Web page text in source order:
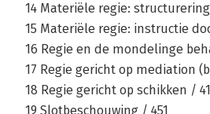
14 Materiële regie:
15 Materiële regie: instructie
16 Regie en de mondelinge
17 Regie gericht op mediation
18 Regie gericht op schikken /
19 Slotbeschouwing / 451